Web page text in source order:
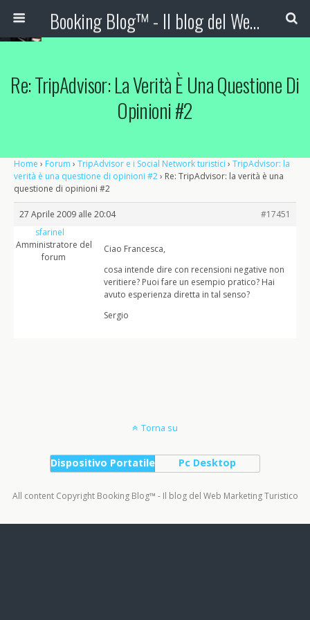
Booking Blog™ - Il blog del Web Marketing Turistico
Re: TripAdvisor: La Verità È Una Questione Di
Opinioni #2
Home › Forum › TripAdvisor e i Social Network turistici › TripAdvisor: la
verità è una questione di opinioni #2› Re: TripAdvisor: la verità è una
questione di opinioni #2
27 Aprile 2009 alle 20:04
#17451
sfarinel
Amministratore del
forum
Ciao Francesca,
cosa intende dire con recensioni negative non
veritiere? Puoi fare un esempio pratico? Hai
avuto esperienza diretta in tal senso?
Sergio
Torna su
Dispositivo Portatile Pc Desktop
All content Copyright Booking Blog™ - Il blog del Web Marketing Turistico